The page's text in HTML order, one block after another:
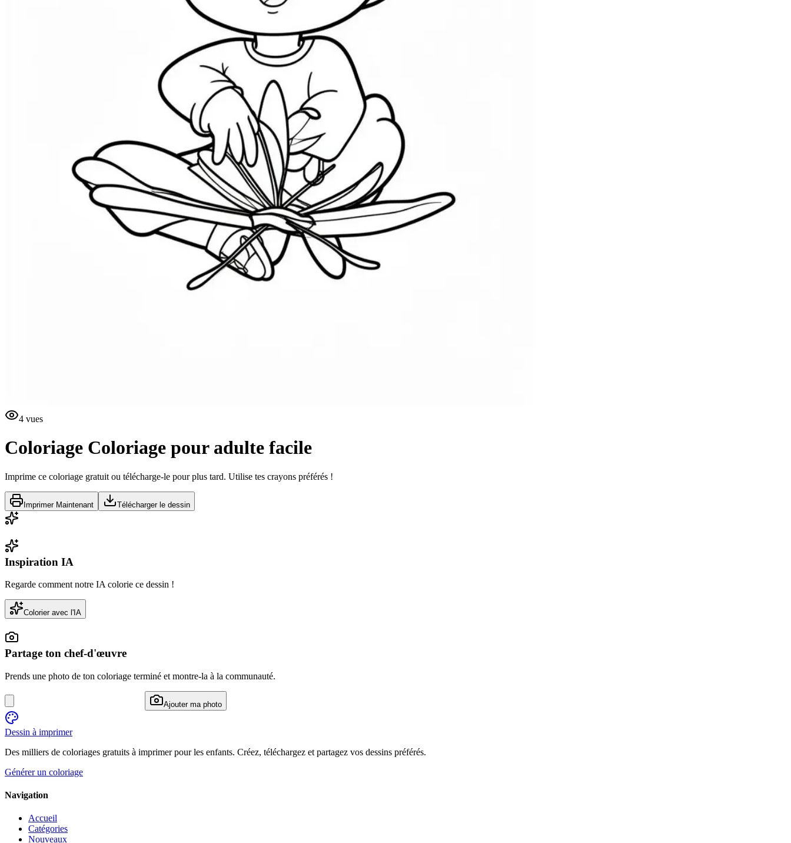
4 vues
Coloriage Coloriage pour adulte facile
Imprime ce coloriage gratuit ou télécharge-le pour plus tard. Utilise tes crayons préférés !
Imprimer Maintenant Télécharger le dessin
Inspiration IA
Regarde comment notre IA colorie ce dessin !
Colorier avec l'IA
Partage ton chef-d'œuvre
Prends une photo de ton coloriage terminé et montre-la à la communauté.
Ajouter ma photo
Dessin à imprimer
Des milliers de coloriages gratuits à imprimer pour les enfants. Créez, téléchargez et partagez vos dessins préférés.
Générer un coloriage
Navigation
Accueil
Catégories
Nouveaux